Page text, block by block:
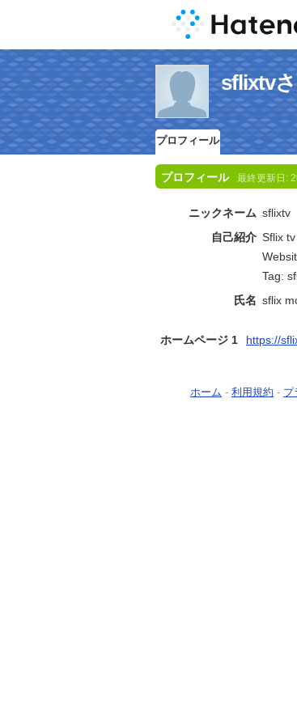
sflixtv
プロフィール
プロフィール 最終更新日:
ニックネーム sflixtv
自己紹介 Sflix
Tag:
氏名 sflix
ホームページ 1 https://
ホーム - 利用規約 - プ